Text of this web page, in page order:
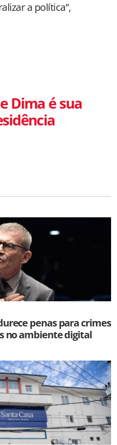
a política”,
Dima é sua
penas para crimes
no ambiente digital